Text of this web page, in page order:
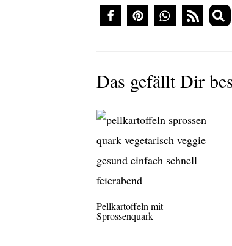
Das gefällt Dir
Pellkartoffeln mit
Sprossenquark